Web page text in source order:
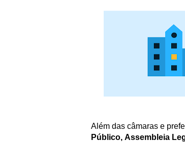
Além das câmaras e
Público, Assembleia